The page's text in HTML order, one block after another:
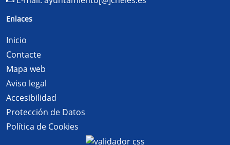
Enlaces
Inicio
Contacte
Mapa web
Aviso legal
Accesibilidad
Protección de Datos
Política de Cookies